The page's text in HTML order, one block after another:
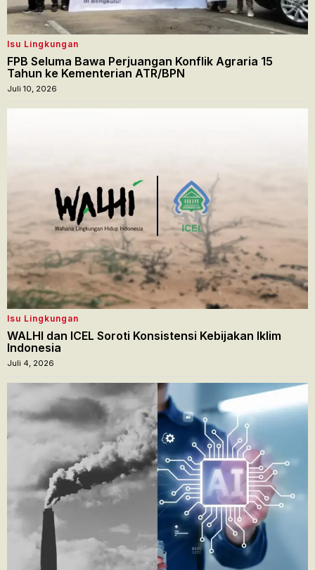
Isu Lingkungan
FPB Seluma Bawa Perjuangan Konflik Agraria 15
Tahun ke Kementerian ATR/BPN
Juli 10, 2026
Isu Lingkungan
WALHI dan ICEL Soroti Konsistensi Kebijakan Iklim
Indonesia
Juli 4, 2026